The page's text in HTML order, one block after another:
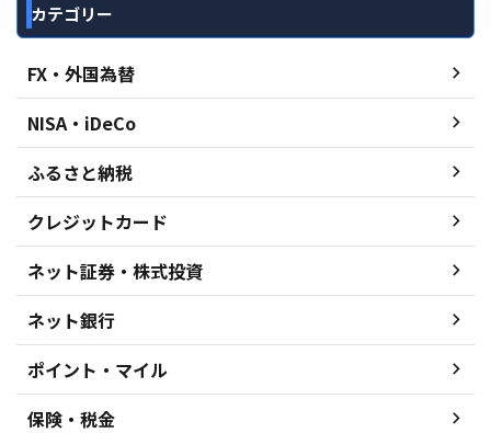
カテゴリー
FX・外国為替
NISA・iDeCo
ふるさと納税
クレジットカード
ネット証券・株式投資
ネット銀行
ポイント・マイル
保険・税金